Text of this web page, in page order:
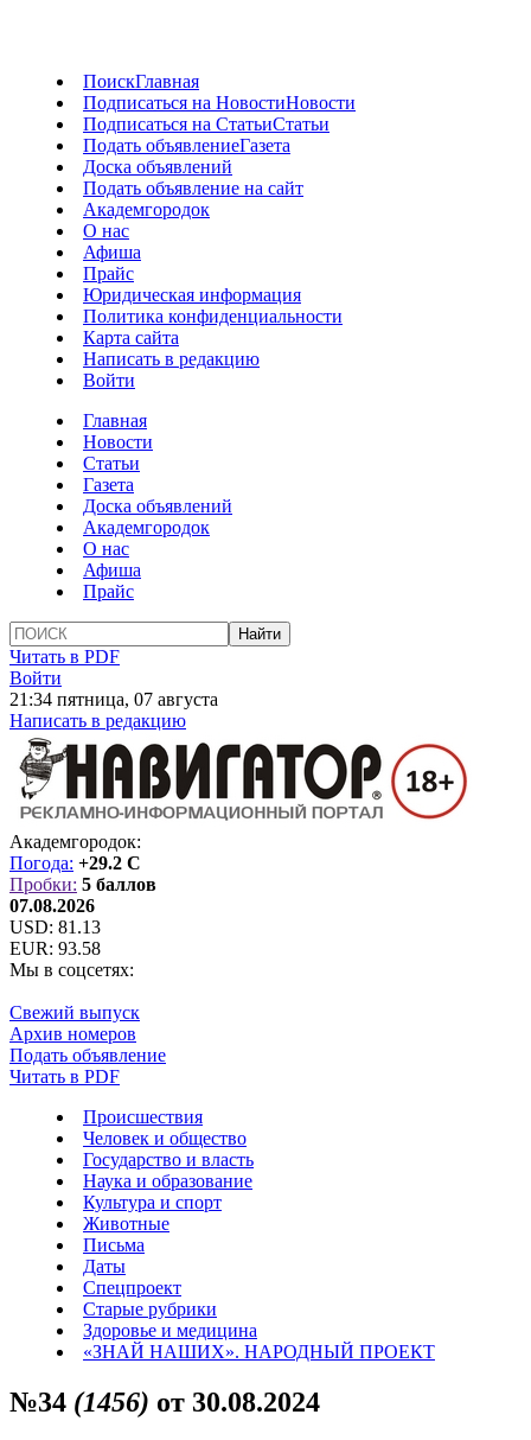
ПоискГлавная
Подписаться на НовостиНовости
Подписаться на СтатьиСтатьи
Подать объявлениеГазета
Доска объявлений
Подать объявление на сайт
Академгородок
О нас
Афиша
Прайс
Юридическая информация
Политика конфиденциальности
Карта сайта
Написать в редакцию
Войти
Главная
Новости
Статьи
Газета
Доска объявлений
Академгородок
О нас
Афиша
Прайс
Читать в PDF
Войти
21:34 пятница, 07 августа
Написать в редакцию
Академгородок:
Погода: +29.2 C
Пробки: 5 баллов
07.08.2026
USD: 81.13
EUR: 93.58
Мы в соцсетях:
Свежий выпуск
Архив номеров
Подать объявление
Читать в PDF
Происшествия
Человек и общество
Государство и власть
Наука и образование
Культура и спорт
Животные
Письма
Даты
Спецпроект
Старые рубрики
Здоровье и медицина
«ЗНАЙ НАШИХ». НАРОДНЫЙ ПРОЕКТ
№34 (1456) от 30.08.2024